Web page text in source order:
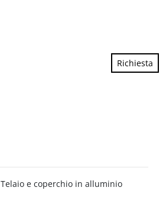
Richiesta
Telaio e coperchio in alluminio